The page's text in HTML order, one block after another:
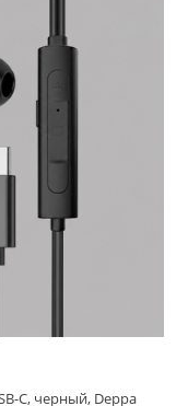
C, черный, Deppa